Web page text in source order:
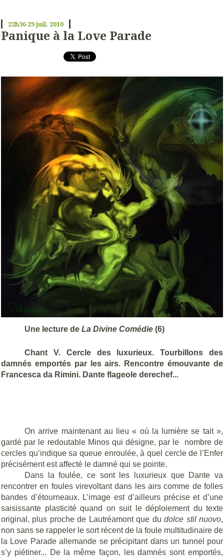
22h36 29juil. 2010
Panique à la Love Parade
Une lecture deLa Divine Comédie (6)
Chant V. Cercle des luxurieux. Tourbillons des
damnés emportés par les airs. Rencontre émouvante de
Francesca da Rimini. Dante flageole derechef...
On arrive maintenant au lieu « où la lumière se tait »,
gardé par le redoutable Minos qui désigne, par le
nombre de
cercles qu’indique sa queue enroulée, à quel cercle de l’Enfer
précisément est affecté le damné qui se pointe.
Dans la foulée, ce sont les luxurieux que Dante va
rencontrer en foules virevoltant dans les airs comme de folles
bandes d’étourneaux. L’image est d’ailleurs précise et d’une
saisissante plasticité quand on suit le déploiement du texte
original, plus proche de Lautréamont que dudolce stil nuovo,
non sans se rappeler le sort récent de la foule multitudinaire de
la Love Parade allemande se précipitant dans un tunnel pour
s’y piétiner... De la même façon, les damnés sont emportés,